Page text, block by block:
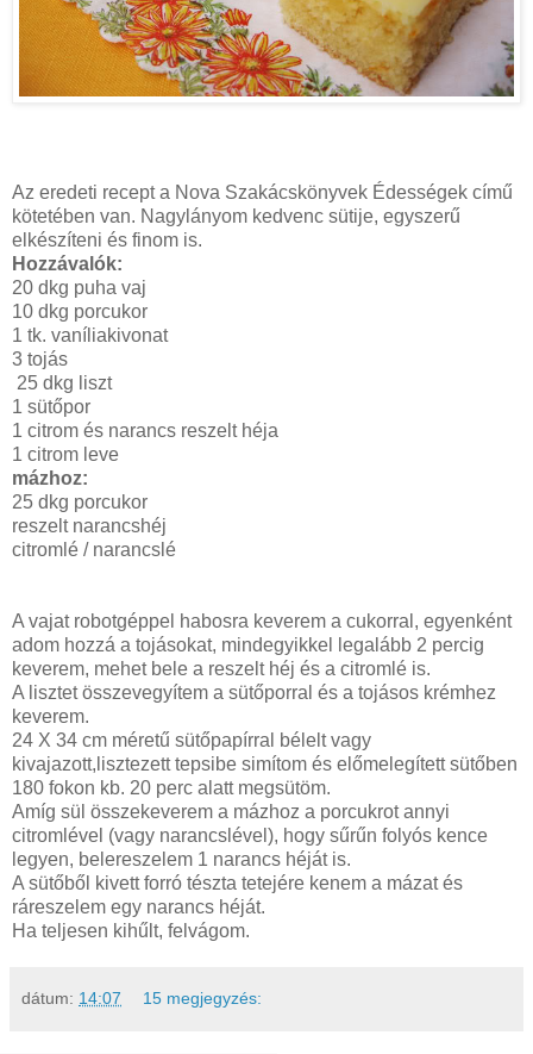
Az eredeti recept a Nova Szakácskönyvek Édességek című
kötetében van. Nagylányom kedvenc sütije, egyszerű
elkészíteni és finom is.
Hozzávalók:
20 dkg puha vaj
10 dkg porcukor
1 tk. vaníliakivonat
3 tojás
25 dkg liszt
1 sütőpor
1 citrom és narancs reszelt héja
1 citrom leve
mázhoz:
25 dkg porcukor
reszelt narancshéj
citromlé / narancslé
A vajat robotgéppel habosra keverem a cukorral, egyenként
adom hozzá a tojásokat, mindegyikkel legalább 2 percig
keverem, mehet bele a reszelt héj és a citromlé is.
A lisztet összevegyítem a sütőporral és a tojásos krémhez
keverem.
24 X 34 cm méretű sütőpapírral bélelt vagy
kivajazott,lisztezett tepsibe simítom és előmelegített sütőben
180 fokon kb. 20 perc alatt megsütöm.
Amíg sül összekeverem a mázhoz a porcukrot annyi
citromlével (vagy narancslével), hogy sűrűn folyós kence
legyen, belereszelem 1 narancs héját is.
A sütőből kivett forró tészta tetejére kenem a mázat és
ráreszelem egy narancs héját.
Ha teljesen kihűlt, felvágom.
dátum: 14:07 15 megjegyzés: